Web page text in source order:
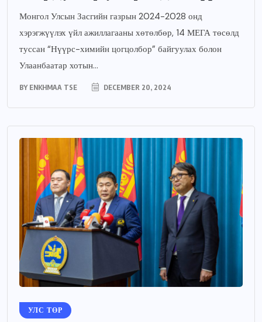
Монгол Улсын Засгийн газрын 2024-2028 онд
хэрэгжүүлэх үйл ажиллагааны хөтөлбөр, 14 МЕГА төсөлд
туссан “Нүүрс-химийн цогцолбор” байгуулах болон
Улаанбаатар хотын...
BY ENKHMAA TSE DECEMBER 20, 2024
УЛС ТӨР